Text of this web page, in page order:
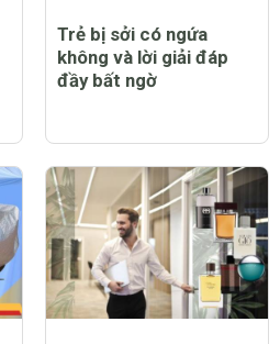
Trẻ bị sởi có ngứa
không và lời giải đáp
đầy bất ngờ